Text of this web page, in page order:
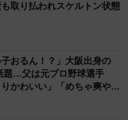
取り払われスケルトン状態
子おるん！？」大阪出身の
題…父は元プロ野球選手
りかわいい」「めちゃ爽や